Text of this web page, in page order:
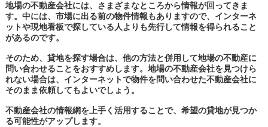
地場の不動産会社には、さまざまなところから情報が回ってきま
す。中には、市場に出る前の物件情報もありますので、インターネ
ットや現地看板で探している人よりも先行して情報を得られること
があるのです。
そのため、貸地を探す場合は、他の方法と併用して地場の不動産に
問い合わせることをおすすめします。地場の不動産会社を見つけら
れない場合は、インターネットで物件を問い合わせた不動産会社に
そのまま依頼してもよいでしょう。
不動産会社の情報網を上手く活用することで、希望の貸地が見つか
る可能性がアップします。